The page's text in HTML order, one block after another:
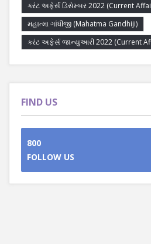
કરંટ અફેર્સ ડિસેમ્બર 2022 (Current
મહાત્મા ગાંધીજી (Mahatma Gandhiji)
કરંટ અફેર્સ જાન્યુઆરી 2022 (Current
FIND US
800
FOLLOW US